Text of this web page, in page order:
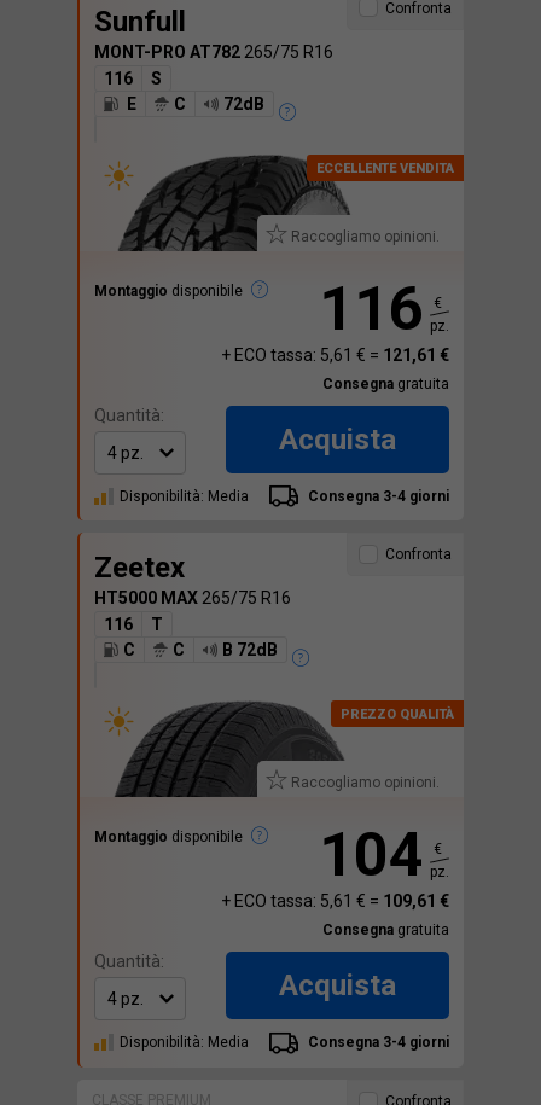
Sunfull
MONT-PRO AT782 265/75 R16
116
S
E
C 72dB
Raccogliamo opinioni.
Montaggio disponibile
Confronta
116
€
pz.
+ ECO tassa: 5,61 € = 121,61 €
Consegna gratuita
Quantità:
Acquista
Disponibilità: Media Consegna 3-4 giorni
Zeetex
HT5000 MAX 265/75 R16
116
T
C
C B 72dB
Raccogliamo opinioni.
Montaggio disponibile
Confronta
104
€
pz.
+ ECO tassa: 5,61 € = 109,61 €
Consegna gratuita
Quantità:
Acquista
Disponibilità: Media Consegna 3-4 giorni
CLASSE PREMIUM